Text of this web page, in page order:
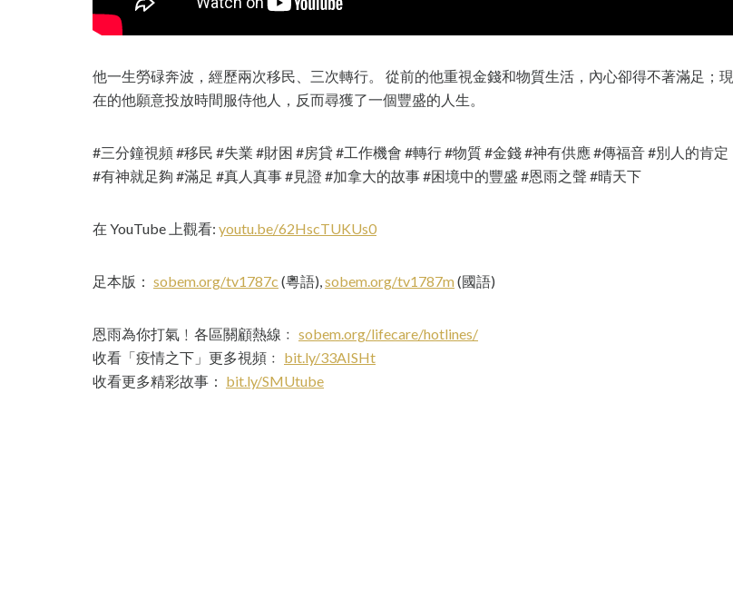
他一生勞碌奔波，經歷兩次移民、三次轉行。 從前的他重視金錢和物質生活，內心卻得不著滿足；現
在的他願意投放時間服侍他人，反而尋獲了一個豐盛的人生。
#三分鐘視頻 #移民 #失業 #財困 #房貸 #工作機會 #轉行 #物質 #金錢 #神有供應 #傳福音 #別人的肯定
#有神就足夠 #滿足 #真人真事 #見證 #加拿大的故事 #困境中的豐盛 #恩雨之聲 #晴天下
在 YouTube 上觀看: youtu.be/62HscTUKUs0
足本版： sobem.org/tv1787c (粵語),sobem.org/tv1787m(國語)
恩雨為你打氣﹗各區關顧熱線﹕ sobem.org/lifecare/hotlines/
收看「疫情之下」更多視頻﹕ bit.ly/33AISHt
收看更多精彩故事： bit.ly/SMUtube